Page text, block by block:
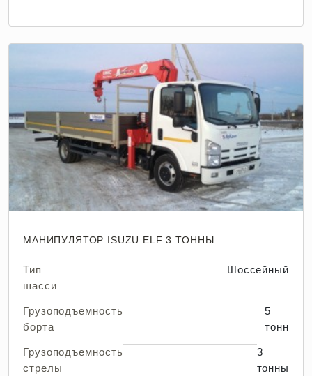
МАНИПУЛЯТОР ISUZU ELF 3 ТОННЫ
Тип
шасси
Шоссейный
Грузоподъемность
борта
5
тонн
Грузоподъемность
стрелы
3
тонны